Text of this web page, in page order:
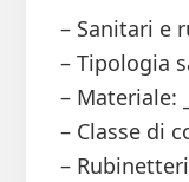
– Sanitari e
– Tipologia
– Materiale:
– Classe di
–